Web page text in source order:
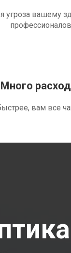
угроза
Много
вам все